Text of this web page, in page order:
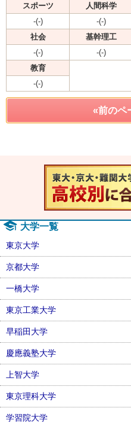
スポーツ
人間科学
-(-)
-(-)
社会
基幹理工
-(-)
-(-)
教育
-(-)
«前のペ
大学一覧
東京大学
京都大学
一橋大学
東京工業大学
早稲田大学
慶應義塾大学
上智大学
東京理科大学
学習院大学